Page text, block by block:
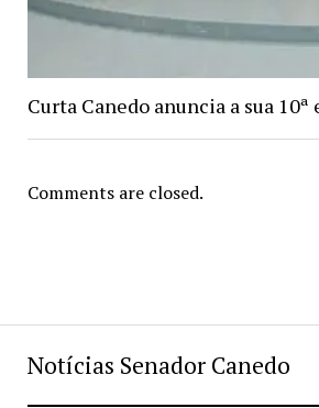
Notícias Senador Canedo
Curta Canedo anuncia a sua 10ª
Comments are closed.